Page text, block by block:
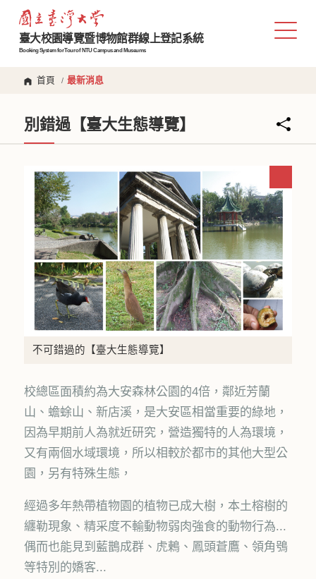
臺大校園導覽暨博物館群線上登記系統
Booking System for Tour of NTU Campus and Museums
首頁 / 最新消息
別錯過【臺大生態導覽】
不可錯過的【臺大生態導覽】
校總區面積約為大安森林公園的4倍，鄰近芳蘭
山、蟾蜍山、新店溪，是大安區相當重要的綠地，
因為早期前人為就近研究，營造獨特的人為環境，
又有兩個水域環境，所以相較於都市的其他大型公
園，另有特殊生態，
經過多年熱帶植物園的植物已成大樹，本土榕樹的
纏勒現象、精采度不輸動物弱肉強食的動物行為...
偶而也能見到藍鵲成群、虎鶇、鳳頭蒼鷹、領角鴞
等特別的嬌客...